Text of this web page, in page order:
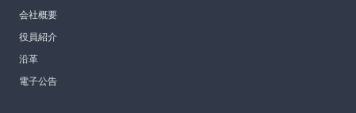
会社概要
役員紹介
沿革
電子公告